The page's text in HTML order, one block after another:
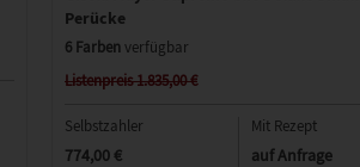
Perücke
6 Farbenverfügbar
Listenpreis 1.835,00 €
Selbstzahler
774,00 €
Mit Rezept
auf Anfrage